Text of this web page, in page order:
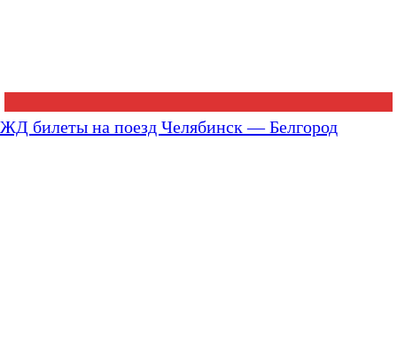
ЖД билеты на поезд Челябинск — Белгород